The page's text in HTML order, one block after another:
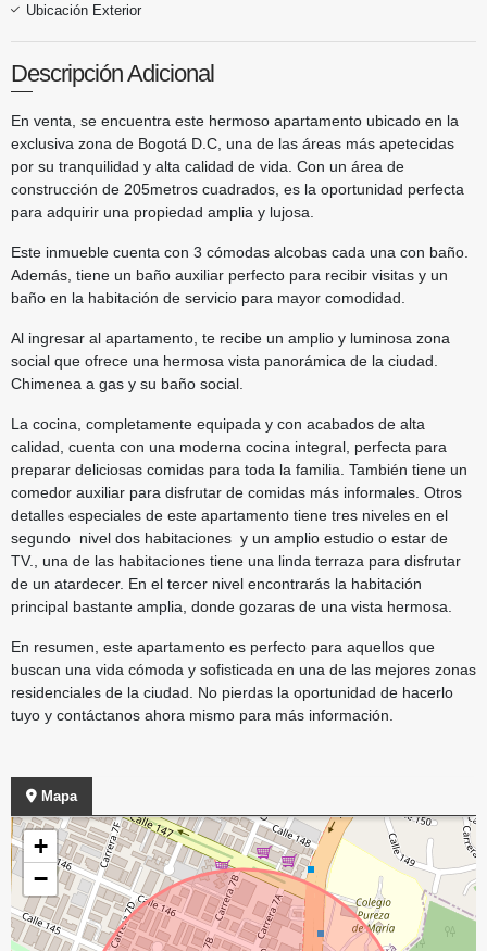
Ubicación Exterior
Descripción Adicional
En venta, se encuentra este hermoso apartamento ubicado en la
exclusiva zona de Bogotá D.C, una de las áreas más apetecidas
por su tranquilidad y alta calidad de vida. Con un área de
construcción de 205metros cuadrados, es la oportunidad perfecta
para adquirir una propiedad amplia y lujosa.
Este inmueble cuenta con 3 cómodas alcobas cada una con baño.
Además, tiene un baño auxiliar perfecto para recibir visitas y un
baño en la habitación de servicio para mayor comodidad.
Al ingresar al apartamento, te recibe un amplio y luminosa zona
social que ofrece una hermosa vista panorámica de la ciudad.
Chimenea a gas y su baño social.
La cocina, completamente equipada y con acabados de alta
calidad, cuenta con una moderna cocina integral, perfecta para
preparar deliciosas comidas para toda la familia. También tiene un
comedor auxiliar para disfrutar de comidas más informales. Otros
detalles especiales de este apartamento tiene tres niveles en el
segundo nivel dos habitaciones y un amplio estudio o estar de
TV., una de las habitaciones tiene una linda terraza para disfrutar
de un atardecer. En el tercer nivel encontrarás la habitación
principal bastante amplia, donde gozaras de una vista hermosa.
En resumen, este apartamento es perfecto para aquellos que
buscan una vida cómoda y sofisticada en una de las mejores zonas
residenciales de la ciudad. No pierdas la oportunidad de hacerlo
tuyo y contáctanos ahora mismo para más información.
Mapa
+
−